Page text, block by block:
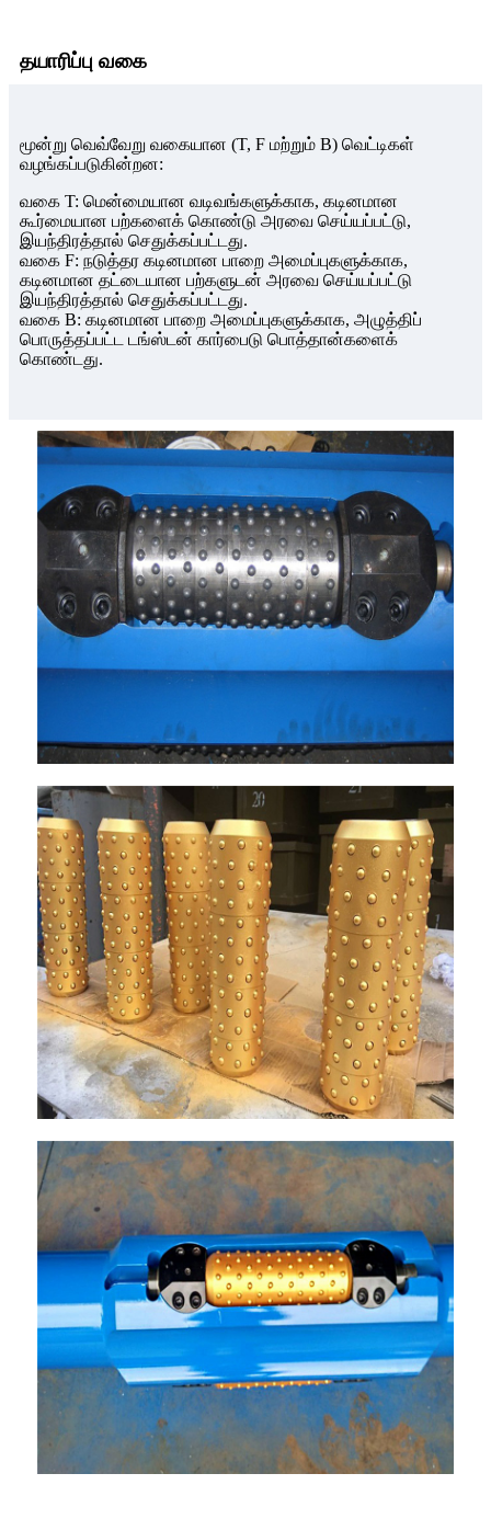
தயாரிப்பு வகை
மூன்று வெவ்வேறு வகையான (T, F மற்றும் B) வெட்டிகள்
வழங்கப்படுகின்றன:
வகை T: மென்மையான வடிவங்களுக்காக, கடினமான
கூர்மையான பற்களைக் கொண்டு அரவை செய்யப்பட்டு,
இயந்திரத்தால் செதுக்கப்பட்டது.
வகை F: நடுத்தர கடினமான பாறை அமைப்புகளுக்காக,
கடினமான தட்டையான பற்களுடன் அரவை செய்யப்பட்டு
இயந்திரத்தால் செதுக்கப்பட்டது.
வகை B: கடினமான பாறை அமைப்புகளுக்காக, அழுத்திப்
பொருத்தப்பட்ட டங்ஸ்டன் கார்பைடு பொத்தான்களைக்
கொண்டது.